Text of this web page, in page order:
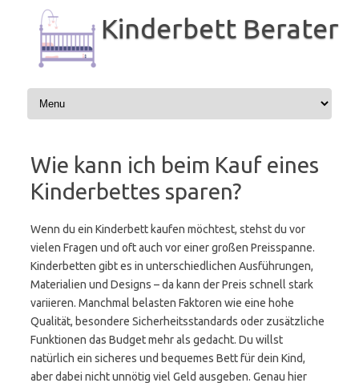
Inhalt
springen
Kinderbett Berater
Wie kann ich beim Kauf eines
Kinderbettes sparen?
Wenn du ein Kinderbett kaufen möchtest, stehst du vor
vielen Fragen und oft auch vor einer großen Preisspanne.
Kinderbetten gibt es in unterschiedlichen Ausführungen,
Materialien und Designs – da kann der Preis schnell stark
variieren. Manchmal belasten Faktoren wie eine hohe
Qualität, besondere Sicherheitsstandards oder zusätzliche
Funktionen das Budget mehr als gedacht. Du willst
natürlich ein sicheres und bequemes Bett für dein Kind,
aber dabei nicht unnötig viel Geld ausgeben. Genau hier